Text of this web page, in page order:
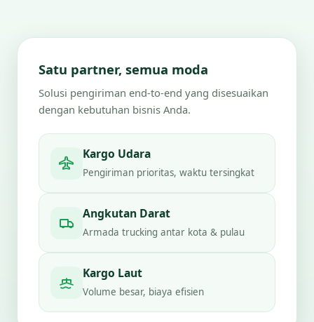
Satu partner, semua moda
Solusi pengiriman end-to-end yang disesuaikan
dengan kebutuhan bisnis Anda.
Kargo Udara
Pengiriman prioritas, waktu tersingkat
Angkutan Darat
Armada trucking antar kota & pulau
Kargo Laut
Volume besar, biaya efisien